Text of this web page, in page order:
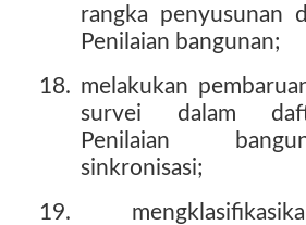
rangka penyusunan
Penilaian bangunan;
18. melakukan
survei dalam
Penilaian
sinkronisasi;
19.